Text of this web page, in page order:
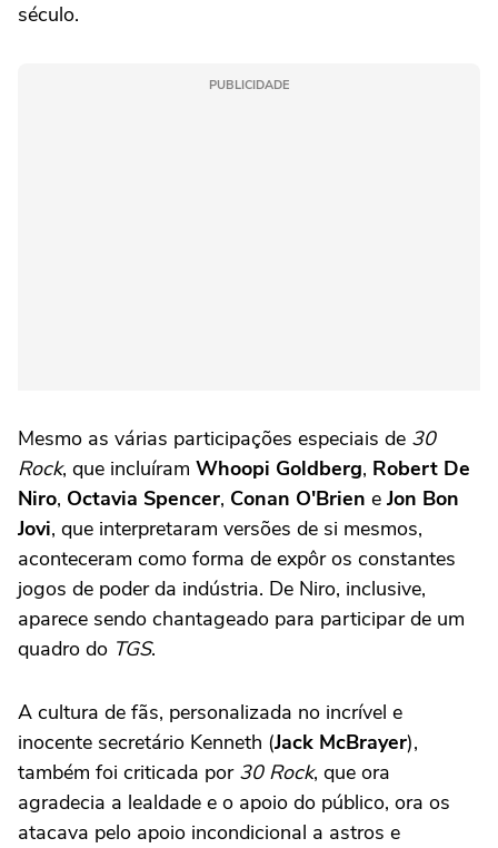
século.
PUBLICIDADE
Mesmo as várias participações especiais de 30
Rock, que incluíram Whoopi Goldberg, Robert De
Niro, Octavia Spencer, Conan O'Brien e Jon Bon
Jovi, que interpretaram versões de si mesmos,
aconteceram como forma de expôr os constantes
jogos de poder da indústria. De Niro, inclusive,
aparece sendo chantageado para participar de um
quadro do TGS.
A cultura de fãs, personalizada no incrível e
inocente secretário Kenneth (Jack McBrayer),
também foi criticada por 30 Rock, que ora
agradecia a lealdade e o apoio do público, ora os
atacava pelo apoio incondicional a astros e